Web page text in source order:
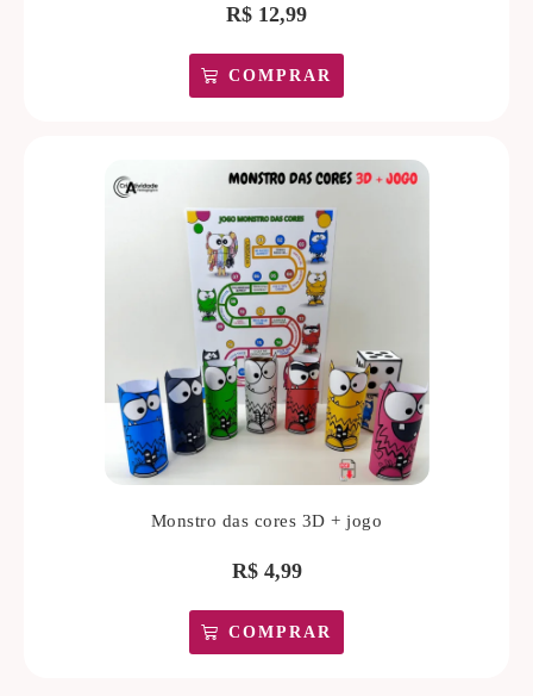
R$ 12,99
COMPRAR
Monstro das cores 3D + jogo
R$4,99
COMPRAR